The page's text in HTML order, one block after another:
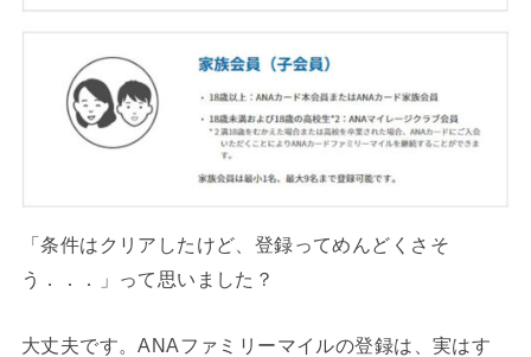
「条件はクリアしたけど、登録ってめんどくさそ
う．．．」って思いました？
大丈夫です。ANAファミリーマイルの登録は、実はす